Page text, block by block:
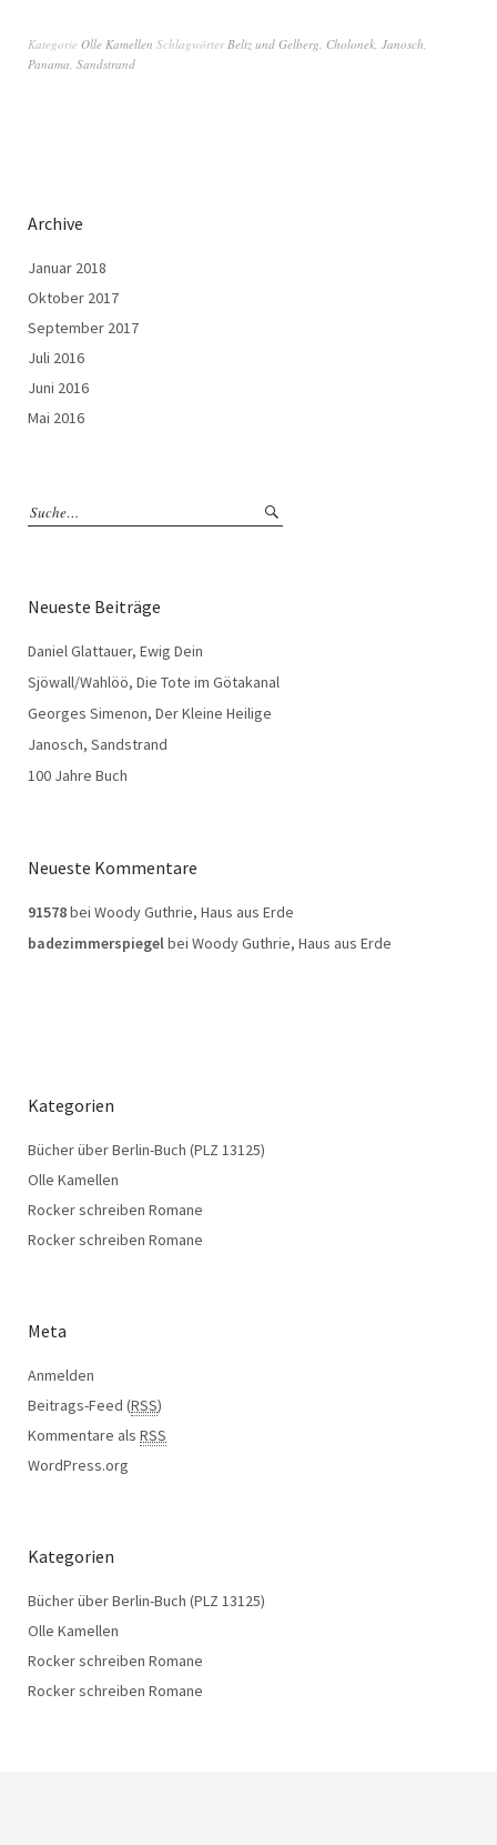
Kategorie Olle Kamellen SchlagwörterBeltz und Gelberg, Cholonek, Janosch,
Panama, Sandstrand
Archive
Januar 2018
Oktober 2017
September 2017
Juli 2016
Juni 2016
Mai 2016
Neueste Beiträge
Daniel Glattauer, Ewig Dein
Sjöwall/Wahlöö, Die Tote im Götakanal
Georges Simenon, Der Kleine Heilige
Janosch, Sandstrand
100 Jahre Buch
Neueste Kommentare
91578bei Woody Guthrie, Haus aus Erde
badezimmerspiegel bei Woody Guthrie, Haus aus Erde
Kategorien
Bücher über Berlin-Buch (PLZ 13125)
Olle Kamellen
Rocker schreiben Romane
Rocker schreiben Romane
Meta
Anmelden
Beitrags-Feed (RSS)
Kommentare als RSS
WordPress.org
Kategorien
Bücher über Berlin-Buch (PLZ 13125)
Olle Kamellen
Rocker schreiben Romane
Rocker schreiben Romane